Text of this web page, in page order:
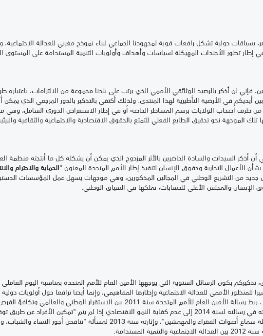
دولية تشكل رافعات قوية لمجهودنا الجماعي لبناء نموذج مغربي للعدالة
إطار تطور الأجندات المهيكلة لسياسات وأهداف وأولويات التنمية المستدامة على المستوى
لن أذكر بالرصيد الوثائقي الأممي الذي يرتب على بلدنا مجموعة من الالتزامات، باعتباره
أيديكم في الأرضية التأطيرية لهذا المنتدى. ولذلك أكتفي بالتذكير بالدور المرجعي الذي
من طرف أصحاب الولايات برسم المساطر الخاصة أو في إطار الاستعراض الدوري الشامل،
الموجهة نحو تحقيق الطابع الفعلي للتمتع بالحقوق الاقتصادية والاجتماعية والثقافية
السيدات والسادة الحاضرين بالأثر المزدوج الذي يمكن أن يشكله كل ما أنتجته منظمة
الأعمال التجارية وحقوق الإنسان لتنفيذ إطار الأمم المتحدة المعنون "الحماية والاحترام
لجيل جديد من التشريع الوطني في المجالين المذكورين، وهي موجهات يسهل عمل المؤسسات
الإنسان والمجلس الأعلى للحسابات، تملكها في السياق الوطني.
للمنظور الأممي للعدالة الاجتماعية وإطارها المفاهيمي، وإنما أيضا ترافعا حول أولويات
أولوياتنا الوطنية. من ذلك مثلا، ربط رسالة الأمين العام للأمم المتحدة سنة 2011 بين
الاضطرابات الاجتماعية، وإشارته في رسالته لسنة 2014 إلى عدم كفاية النمو الاقتصادي إذا لم يتم
توفير الحماية الاجتماعية، وكفالة سماع أصوات الفقراء والمهمشين"،
المستدامة.